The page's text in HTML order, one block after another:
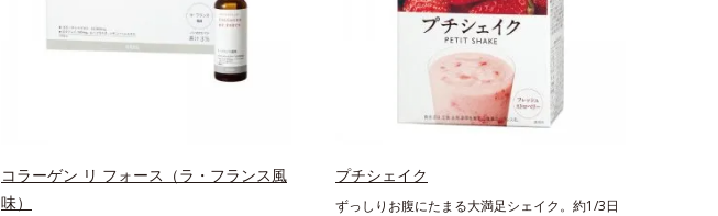
コラーゲン リ フォース（ラ・フランス風
味）
プチシェイク
ずっしりお腹にたまる大満足シェイク。約1/3日